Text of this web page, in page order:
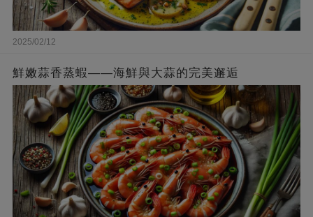
2025/02/12
鮮嫩蒜香蒸蝦——海鮮與大蒜的完美邂逅